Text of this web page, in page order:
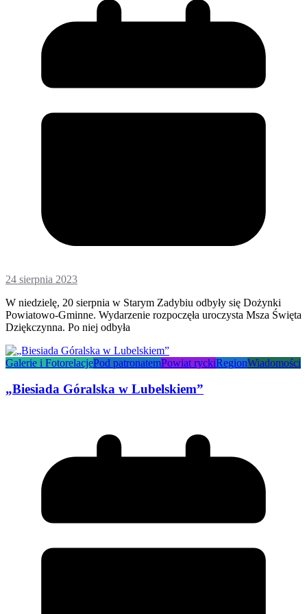
24 sierpnia 2023
W niedzielę, 20 sierpnia w Starym Zadybiu odbyły się Dożynki
Powiatowo-Gminne. Wydarzenie rozpoczęła uroczysta Msza Święta
Dziękczynna. Po niej odbyła
Galerie i FotorelacjePod patronatemPowiat ryckiRegionWiadomości
„Biesiada Góralska w Lubelskiem”